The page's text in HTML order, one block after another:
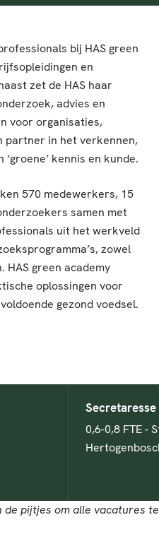
bij HAS green
en
zet de HAS haar
advies en
voor organisaties,
partner in het verkennen,
kennis en kunde.
570 medewerkers, 15
samen met
uit het werkveld
zowel
HAS green academy
oplossingen voor
gezond voedsel.
Secretaresse
0,6-0,8 FTE -
pijtjes om alle vacatures te